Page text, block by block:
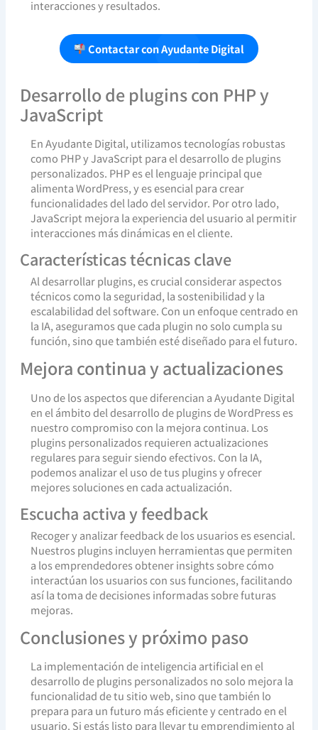
interacciones y resultados.
Contactar con Ayudante Digital
Desarrollo de plugins con PHP y
JavaScript
En Ayudante Digital, utilizamos tecnologías robustas
como PHP y JavaScript para el desarrollo de plugins
personalizados. PHP es el lenguaje principal que
alimenta WordPress, y es esencial para crear
funcionalidades del lado del servidor. Por otro lado,
JavaScript mejora la experiencia del usuario al permitir
interacciones más dinámicas en el cliente.
Características técnicas clave
Al desarrollar plugins, es crucial considerar aspectos
técnicos como la seguridad, la sostenibilidad y la
escalabilidad del software. Con un enfoque centrado en
la IA, aseguramos que cada plugin no solo cumpla su
función, sino que también esté diseñado para el futuro.
Mejora continua y actualizaciones
Uno de los aspectos que diferencian a Ayudante Digital
en el ámbito del desarrollo de plugins de WordPress es
nuestro compromiso con la mejora continua. Los
plugins personalizados requieren actualizaciones
regulares para seguir siendo efectivos. Con la IA,
podemos analizar el uso de tus plugins y ofrecer
mejores soluciones en cada actualización.
Escucha activa y feedback
Recoger y analizar feedback de los usuarios es esencial.
Nuestros plugins incluyen herramientas que permiten
a los emprendedores obtener insights sobre cómo
interactúan los usuarios con sus funciones, facilitando
así la toma de decisiones informadas sobre futuras
mejoras.
Conclusiones y próximo paso
La implementación de inteligencia artificial en el
desarrollo de plugins personalizados no solo mejora la
funcionalidad de tu sitio web, sino que también lo
prepara para un futuro más eficiente y centrado en el
usuario. Si estás listo para llevar tu emprendimiento al